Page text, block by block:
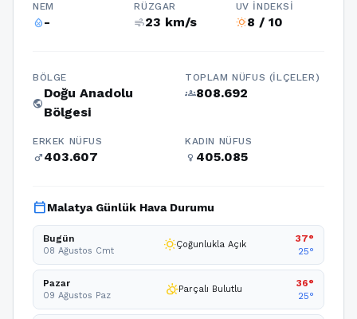
NEM
humidity_percentage-
RÜZGAR
air23 km/s
UV İNDEKSI
wb_sunny8 / 10
BÖLGE
public
Doğu Anadolu
Bölgesi
TOPLAM NÜFUS (İLÇELER)
groups808.692
ERKEK NÜFUS
male403.607
KADIN NÜFUS
female 405.085
calendar_todayMalatya Günlük Hava Durumu
Bugün
08 Ağustos Cmt wb_sunnyÇoğunlukla Açık
37°
25°
Pazar
09 Ağustos Paz partly_cloudy_dayParçalı Bulutlu
36°
25°